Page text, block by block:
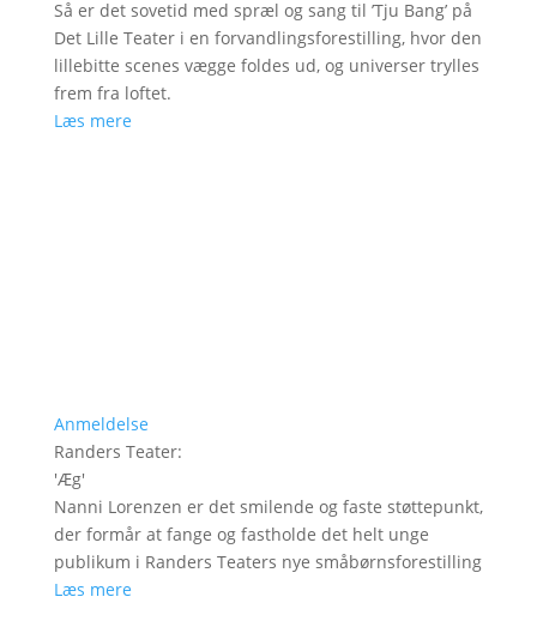
Så er det sovetid med spræl og sang til ’Tju Bang’ på
Det Lille Teater i en forvandlingsforestilling, hvor den
lillebitte scenes vægge foldes ud, og universer trylles
frem fra loftet.
Læs mere
Anmeldelse
Randers Teater:
'Æg'
Nanni Lorenzen er det smilende og faste støttepunkt,
der formår at fange og fastholde det helt unge
publikum i Randers Teaters nye småbørnsforestilling
Læs mere